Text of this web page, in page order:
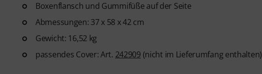
Boxenflansch und Gummifüße auf der Seite
Abmessungen: 37 x 58 x 42 cm
Gewicht: 16,52 kg
passendes Cover: Art. 242909 (nicht im Lieferumfang enthalten)